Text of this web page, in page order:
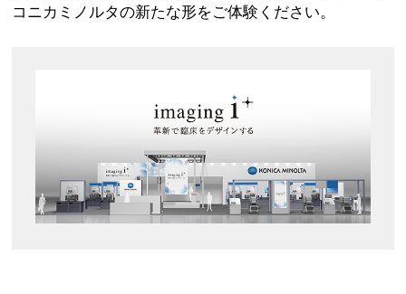
コニカミノルタの新たな形をご体験ください。